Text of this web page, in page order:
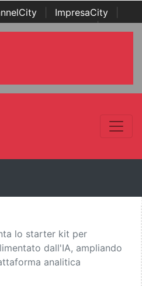
ImpresaCity
Channel Awards | Italian
lo starter kit per
dall'IA, ampliando
analitica